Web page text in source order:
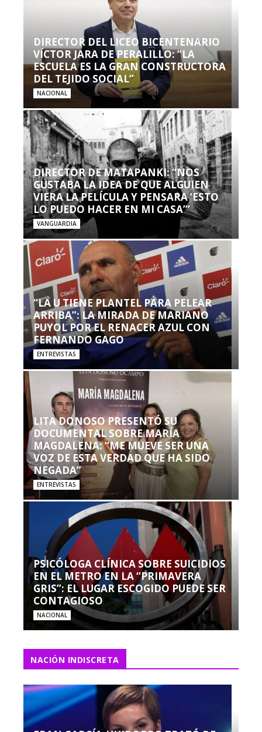
DIRECTOR DEL LICEO BICENTENARIO
VÍCTOR JARA DE PERALILLO: “LA
ESCUELA ES LA GRAN CONSTRUCTORA
DEL TEJIDO SOCIAL”
NACIONAL
DIRECTOR DE MATAPANKI: “NOS
GUSTABA LA IDEA DE QUE ALGUIEN
VIERA LA PELÍCULA Y PENSARA ‘ESTO
LO PUEDO HACER EN MI CASA’”
VANGUARDIA
“LA U TIENE PLANTEL PARA PELEAR
ARRIBA”: LA MIRADA DE MARIANO
PUYOL POR EL RENACER AZUL CON
FERNANDO GAGO
ENTREVISTAS
LITA DONOSO PRESENTÓ SU
DOCUMENTAL SOBRE MARÍA
MAGDALENA: “ME MUEVE SER UNA
VOZ DE ESTA VERDAD QUE HA SIDO
NEGADA”
ENTREVISTAS
PSICÓLOGA CLÍNICA SOBRE SUICIDIOS
EN EL METRO EN LA “PRIMAVERA
GRIS”: EL LUGAR ESCOGIDO PUEDE SER
CONTAGIOSO
NACIONAL
NACIÓN INDISCRETA